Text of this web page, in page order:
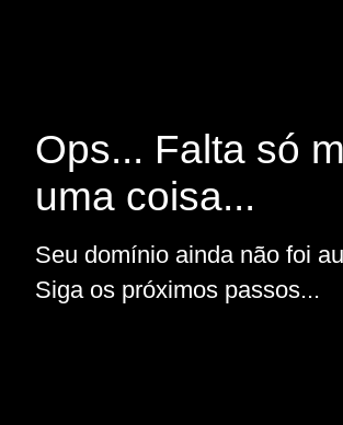
Ops... Falta só
uma coisa...
Seu domínio ainda não foi
Siga os próximos passos...